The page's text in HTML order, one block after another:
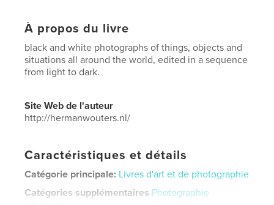
À propos du livre
black and white photographs of things, objects and
situations all around the world, edited in a sequence
from light to dark.
Site Web de l'auteur
http://hermanwouters.nl/
Caractéristiques et détails
Catégorie principale: Livres d'art et de photographie
Catégories supplémentaires Photographie